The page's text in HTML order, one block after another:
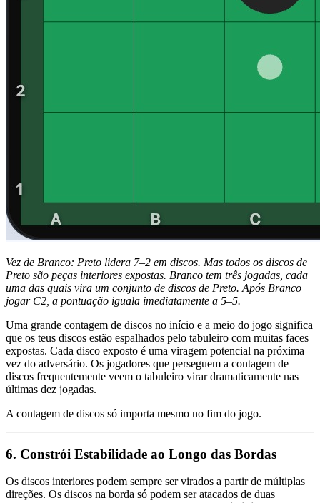
Vez de Branco: Preto lidera 7–2 em discos. Mas todos os discos de
Preto são peças interiores expostas. Branco tem três jogadas, cada
uma das quais vira um conjunto de discos de Preto. Após Branco
jogar C2, a pontuação iguala imediatamente a 5–5.
Uma grande contagem de discos no início e a meio do jogo significa
que os teus discos estão espalhados pelo tabuleiro com muitas faces
expostas. Cada disco exposto é uma viragem potencial na próxima
vez do adversário. Os jogadores que perseguem a contagem de
discos frequentemente veem o tabuleiro virar dramaticamente nas
últimas dez jogadas.
A contagem de discos só importa mesmo no fim do jogo.
6. Constrói Estabilidade ao Longo das Bordas
Os discos interiores podem sempre ser virados a partir de múltiplas
direções. Os discos na borda só podem ser atacados de duas